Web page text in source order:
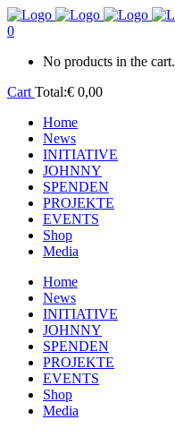
0
No products in the cart.
Cart Total:€ 0,00
Home
News
INITIATIVE
JOHNNY
SPENDEN
PROJEKTE
EVENTS
Shop
Media
Home
News
INITIATIVE
JOHNNY
SPENDEN
PROJEKTE
EVENTS
Shop
Media